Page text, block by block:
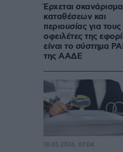
Έρχεται σκανάρισμα
καταθέσεων και
περιουσίας για τους
οφειλέτες της
είναι το σύστημα
της ΑΑΔΕ
18.05.2026, 07:04